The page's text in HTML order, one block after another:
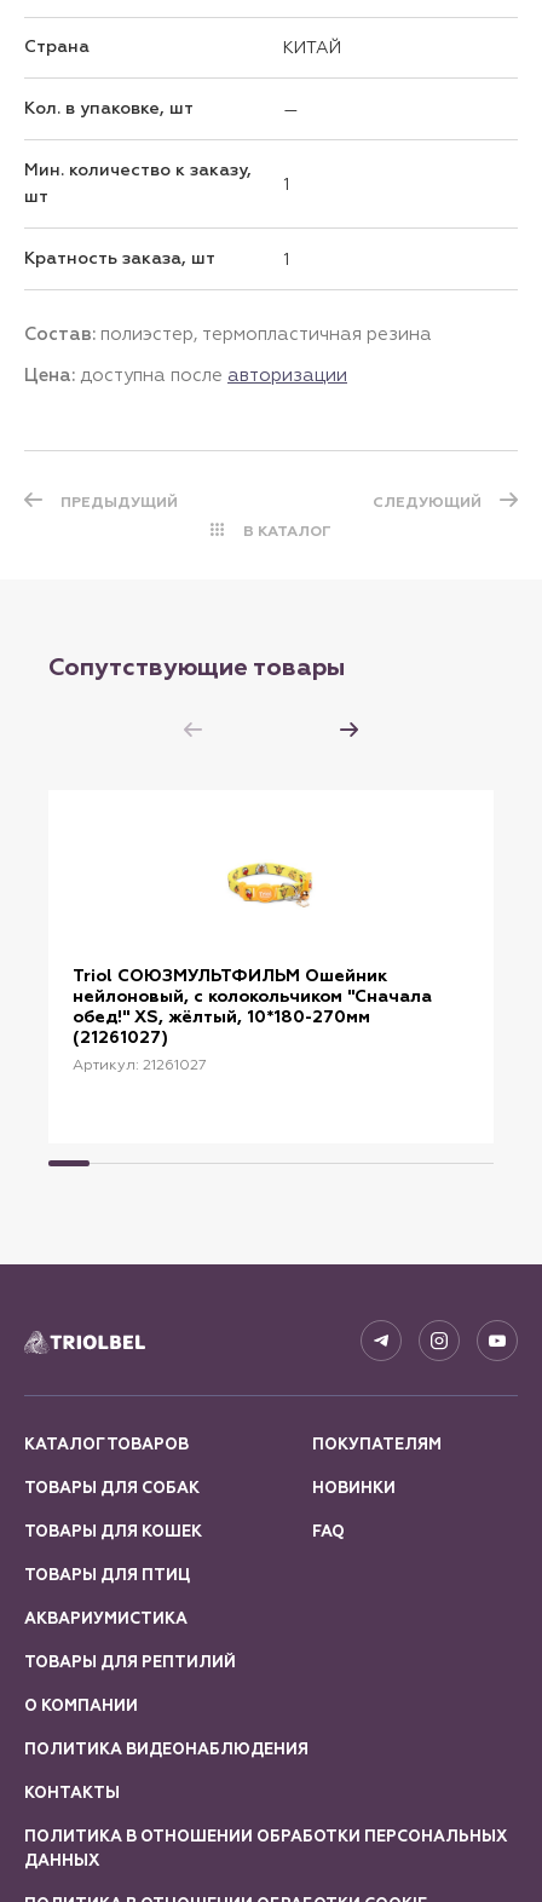
Страна КИТАЙ
Кол. в упаковке, шт —
Мин. количество к заказу,
шт
1
Кратность заказа, шт 1
Состав: полиэстер, термопластичная резина
Цена: доступна после авторизации
ПРЕДЫДУЩИЙ
В КАТАЛОГ
СЛЕДУЮЩИЙ
Сопутствующие товары
Triol СОЮЗМУЛЬТФИЛЬМ Ошейник
нейлоновый, с колокольчиком "Сначала
обед!" XS, жёлтый, 10*180-270мм
(21261027)
Артикул: 21261027
КАТАЛОГ ТОВАРОВ
ТОВАРЫ ДЛЯ СОБАК
ТОВАРЫ ДЛЯ КОШЕК
ТОВАРЫ ДЛЯ ПТИЦ
АКВАРИУМИСТИКА
ТОВАРЫ ДЛЯ РЕПТИЛИЙ
ПОКУПАТЕЛЯМ
НОВИНКИ
FAQ
О КОМПАНИИ
ПОЛИТИКА ВИДЕОНАБЛЮДЕНИЯ
КОНТАКТЫ
ПОЛИТИКА В ОТНОШЕНИИ ОБРАБОТКИ ПЕРСОНАЛЬНЫХ
ДАННЫХ